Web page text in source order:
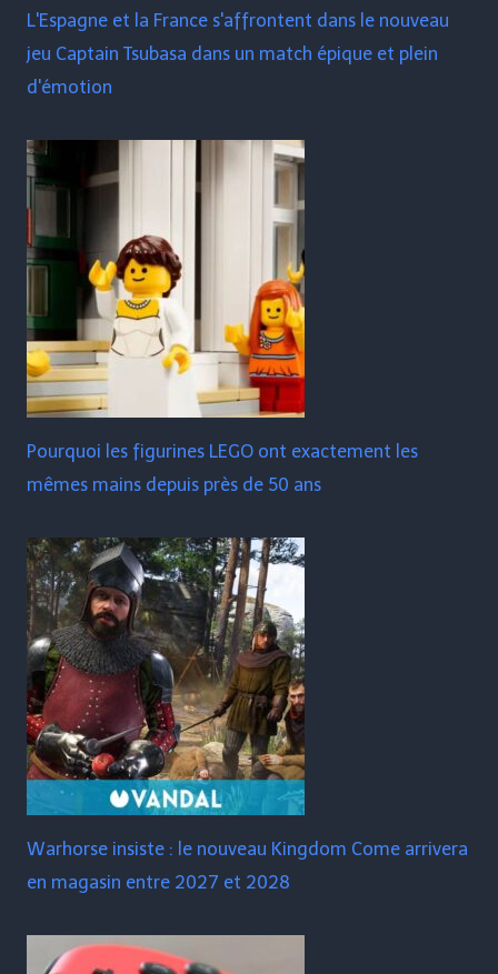
L'Espagne et la France s'affrontent dans le nouveau
jeu Captain Tsubasa dans un match épique et plein
d'émotion
Pourquoi les figurines LEGO ont exactement les
mêmes mains depuis près de 50 ans
Warhorse insiste : le nouveau Kingdom Come arrivera
en magasin entre 2027 et 2028